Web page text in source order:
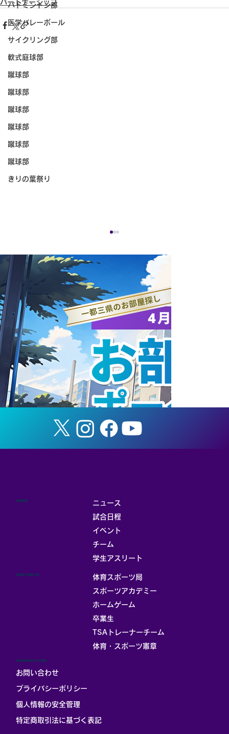
バドミントン部
医学バレーボール
サイクリング部
軟式庭球部
蹴球部
蹴球部
蹴球部
蹴球部
蹴球部
蹴球部
きりの葉祭り
パートナーシップ
EYストラテジー・アンド・コンサルティ
ングと連携協定を締結
ニュース
試合日程
イベント
チーム
学生アスリート
MENU
体育スポーツ局
スポーツアカデミー
ホームゲーム
卒業生
TSAトレーナーチーム
体育・スポーツ憲章
CONTENTS
INFORMATION
お問い合わせ
プライバシーポリシー
個人情報の安全管理
​特定商取引法に基づく表記